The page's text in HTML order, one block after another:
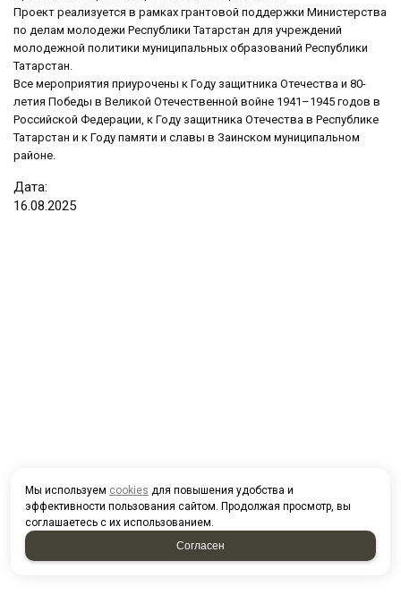
Проект реализуется в рамках грантовой поддержки Министерства
по делам молодежи Республики Татарстан для учреждений
молодежной политики муниципальных образований Республики
Татарстан.
Все мероприятия приурочены к Году защитника Отечества и 80-
летия Победы в Великой Отечественной войне 1941–1945 годов в
Российской Федерации, к Году защитника Отечества в Республике
Татарстан и к Году памяти и славы в Заинском муниципальном
районе.
Дата:
16.08.2025
Мы используем cookies для повышения удобства и
эффективности пользования сайтом. Продолжая просмотр, вы
соглашаетесь с их использованием.
Согласен